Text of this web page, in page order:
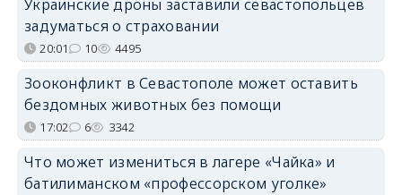
Украинские дроны заставили севастопольцев
задуматься о страховании
20:01 10 4495
Зооконфликт в Севастополе может оставить
бездомных животных без помощи
17:02 6 3342
Что может измениться в лагере «Чайка» и
батилиманском «профессорском уголке»